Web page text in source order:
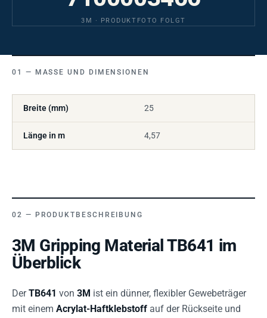
3M · PRODUKTFOTO FOLGT
MASSE UND DIMENSIONEN
Breite (mm) 25
Länge in m 4,57
PRODUKTBESCHREIBUNG
3M Gripping Material TB641 im
Überblick
DerTB641 von 3M ist ein dünner, flexibler Gewebeträger
mit einem Acrylat-Haftklebstoff auf der Rückseite und